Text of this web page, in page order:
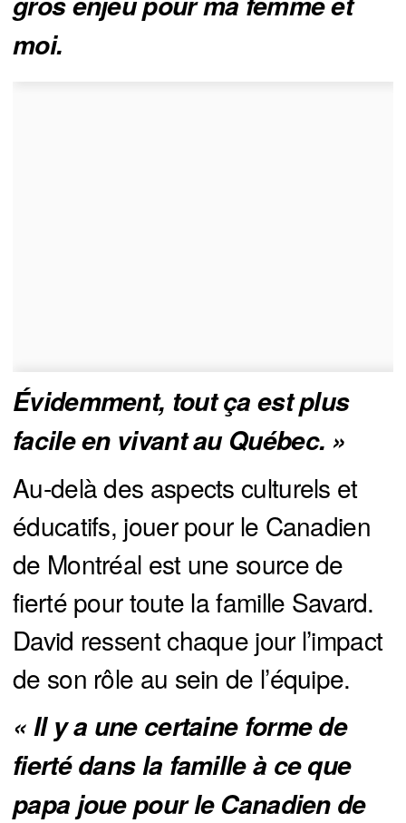
moi.
Évidemment, tout ça est plus
facile en vivant au Québec. »
Au-delà des aspects culturels et
éducatifs, jouer pour le Canadien
de Montréal est une source de
fierté pour toute la famille Savard.
David ressent chaque jour l’impact
de son rôle au sein de l’équipe.
« Il y a une certaine forme de
fierté dans la famille à ce que
papa joue pour le Canadien de